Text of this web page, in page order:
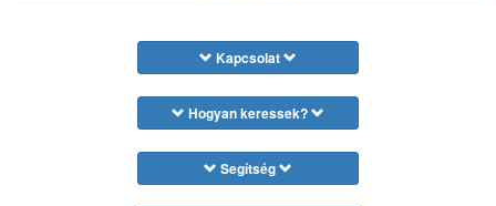
Kapcsolat
Hogyan keressek?
Segítség